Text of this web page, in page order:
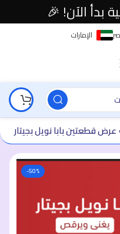
الإمارات
عرض قطعتين بابا نويل بجيتار
-50%
بدأ الآن! 🎉